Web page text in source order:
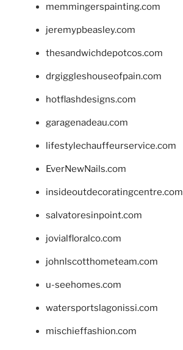
memmingerspainting.com
jeremypbeasley.com
thesandwichdepotcos.com
drgiggleshouseofpain.com
hotflashdesigns.com
garagenadeau.com
lifestylechauffeurservice.com
EverNewNails.com
insideoutdecoratingcentre.com
salvatoresinpoint.com
jovialfloralco.com
johnlscotthometeam.com
u-seehomes.com
watersportslagonissi.com
mischieffashion.com